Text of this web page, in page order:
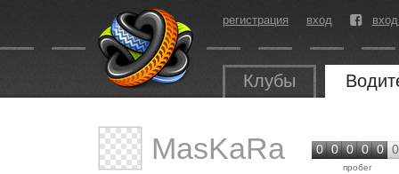
регистрация вход
Клубы
MasKaRa 0 0 0 0 0 0
пробег